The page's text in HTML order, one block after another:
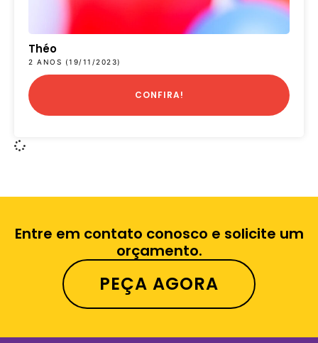
Théo
2 ANOS (19/11/2023)
CONFIRA!
Entre em contato conosco e solicite um
orçamento.
PEÇA AGORA